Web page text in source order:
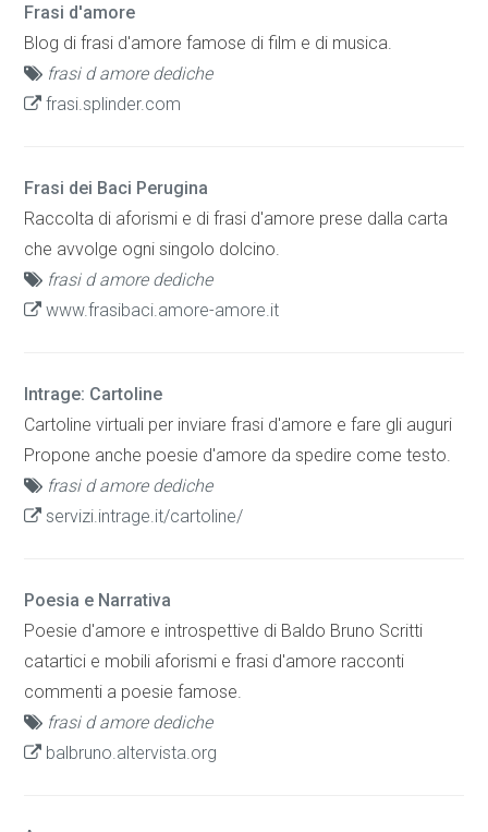
Frasi d'amore
Blog di frasi d'amore famose di film e di musica.
frasi d amore dediche
frasi.splinder.com
Frasi dei Baci Perugina
Raccolta di aforismi e di frasi d'amore prese dalla carta
che avvolge ogni singolo dolcino.
frasi d amore dediche
www.frasibaci.amore-amore.it
Intrage: Cartoline
Cartoline virtuali per inviare frasi d'amore e fare gli auguri
Propone anche poesie d'amore da spedire come testo.
frasi d amore dediche
servizi.intrage.it/cartoline/
Poesia e Narrativa
Poesie d'amore e introspettive di Baldo Bruno Scritti
catartici e mobili aforismi e frasi d'amore racconti
commenti a poesie famose.
frasi d amore dediche
balbruno.altervista.org